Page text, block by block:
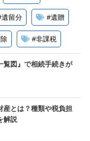
遺留分 #遺贈
#非課税
覧図』で相続手続きが
産とは？種類や税負担
解説